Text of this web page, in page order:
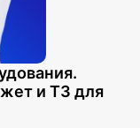
и ТЗ для